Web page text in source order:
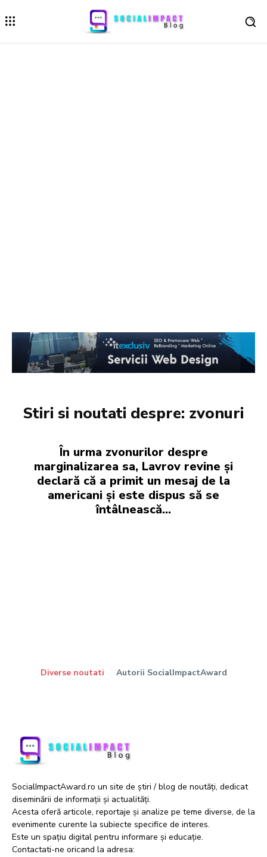
Stiri si noutati despre: zvonuri
În urma zvonurilor despre
marginalizarea sa, Lavrov revine și
declară că a primit un mesaj de la
americani și este dispus să se
întâlnească...
Diverse noutati Autorii SocialImpactAward
SocialImpactAward.ro un site de știri / blog de noutăți, dedicat
diseminării de informații și actualități.
Acesta oferă articole, reportaje și analize pe teme diverse, de la
evenimente curente la subiecte specifice de interes.
Este un spațiu digital pentru informare și educație.
Contactati-ne oricand la adresa: